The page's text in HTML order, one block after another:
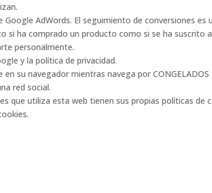
AdWords. El seguimiento de conversiones
si ha comprado un producto como si se ha suscrito
personalmente.
y la política de privacidad.
su navegador mientras navega por
red social.
que utiliza esta web tienen sus propias políticas de